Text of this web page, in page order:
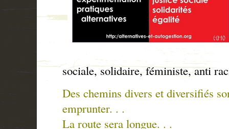
sociale, solidaire, féministe, anti
Des chemins divers et diversifiés
emprunter. . .
La route sera longue. . .